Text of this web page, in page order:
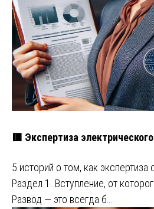
🟥 Экспертиза
5 историй о том, как экспертиза
Раздел 1. Вступление, от
Развод — это всегда б…